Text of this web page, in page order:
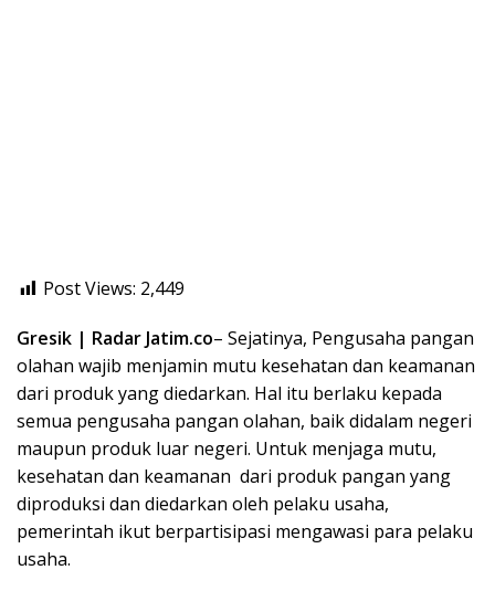
Post Views: 2,449
Gresik | Radar Jatim.co– Sejatinya, Pengusaha pangan
olahan wajib menjamin mutu kesehatan dan keamanan
dari produk yang diedarkan. Hal itu berlaku kepada
semua pengusaha pangan olahan, baik didalam negeri
maupun produk luar negeri. Untuk menjaga mutu,
kesehatan dan keamanan dari produk pangan yang
diproduksi dan diedarkan oleh pelaku usaha,
pemerintah ikut berpartisipasi mengawasi para pelaku
usaha.